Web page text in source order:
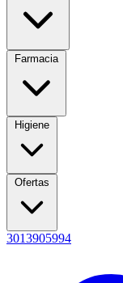
Farmacia
Higiene
Ofertas
3013905994